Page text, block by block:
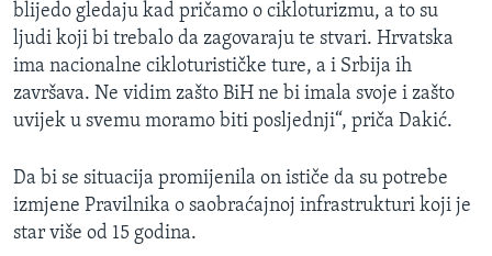
blijedo gledaju kad pričamo o cikloturizmu, a to su
ljudi koji bi trebalo da zagovaraju te stvari. Hrvatska
ima nacionalne cikloturističke ture, a i Srbija ih
završava. Ne vidim zašto BiH ne bi imala svoje i zašto
uvijek u svemu moramo biti posljednji“, priča Dakić.
Da bi se situacija promijenila on ističe da su potrebe
izmjene Pravilnika o saobraćajnoj infrastrukturi koji je
star više od 15 godina.